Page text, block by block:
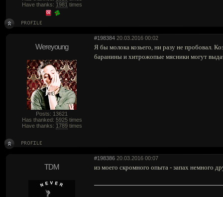
Have thanks: 1981 times
#198384 20.03.2016 00:02
Wereyoung
Posts: 13621
Has thanked: 5925times
Have thanks: 1789times
Я бы молока козьего, ни разу не пробовал.
баранины и хитрожопые мясники могут
#198386 20.03.2016 00:07
TDM из моего скромного опыта - запах немного